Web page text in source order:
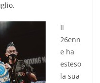
Il
26enn
e ha
esteso
la sua